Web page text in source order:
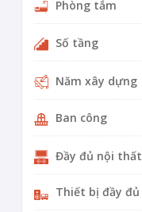
Phòng tắm
Số tầng
Năm xây dựng
Ban công
Đầy đủ nội thất
Thiết bị đầy đủ